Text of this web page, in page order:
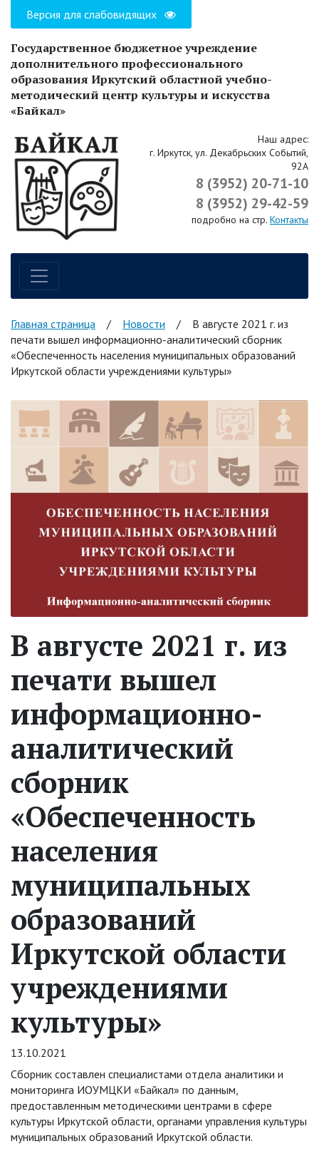
Версия для слабовидящих
Государственное бюджетное учреждение
дополнительного профессионального
образования Иркутский областной учебно-
методический центр культуры и искусства
«Байкал»
Наш адрес:
г. Иркутск, ул. Декабрьских Событий,
92А
8 (3952) 20-71-10
8 (3952) 29-42-59
подробно на стр. Контакты
Навигация по сайту
Главная страница / Новости /
В августе 2021 г. из
печати вышел информационно-аналитический сборник
«Обеспеченность населения муниципальных образований
Иркутской области учреждениями культуры»
В августе 2021 г. из
печати вышел
информационно-
аналитический
сборник
«Обеспеченность
населения
муниципальных
образований
Иркутской области
учреждениями
культуры»
13.10.2021
Сборник составлен специалистами отдела аналитики и
мониторинга ИОУМЦКИ «Байкал» по данным,
предоставленным методическими центрами в сфере
культуры Иркутской области, органами управления культуры
муниципальных образований Иркутской области.